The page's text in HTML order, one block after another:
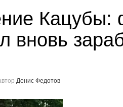
Кацубы:
вновь
Денис Федотов